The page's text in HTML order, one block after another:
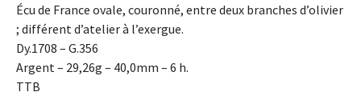
Écu de France ovale, couronné, entre deux branches d’olivier
; différent d’atelier à l’exergue.
Dy.1708 – G.356
Argent – 29,26g – 40,0mm – 6 h.
TTB